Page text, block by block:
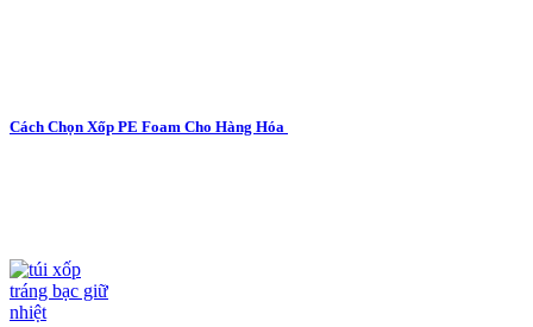
Cách Chọn Xốp PE Foam Cho Hàng Hóa